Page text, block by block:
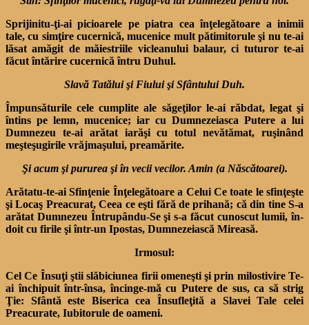
Sprijinitu-ţi-ai picioarele pe piatra cea înţelegătoare a ini­mii
tale, cu simţire cucernică, mucenice mult pătimitorule şi nu te-ai
lăsat amăgit de măiestriile vicleanului balaur, ci tu­turor te-ai
făcut întărire cucer­nică întru Duhul.
Slavă Tatălui şi Fiului şi Sfântului Duh.
Împunsăturile cele cumplite ale săgeţilor le-ai răbdat, legat şi
întins pe lemn, mucenice; iar cu Dumnezeiasca Putere a lui
Dumnezeu te-ai arătat ia­răşi cu totul nevătămat, ruşi­nând
meşteşugirile vrăjmaşu­lui, preamărite.
Şi acum şi pururea şi în vecii vecilor. Amin (a Născătoarei).
Arătatu-te-ai Sfinţenie Înţele­gătoare a Celui Ce toate le sfin­ţeşte
şi Locaş Preacurat, Ceea ce eşti fără de prihană; că din tine S-a
arătat Dumnezeu Întrupându-Se şi s-a făcut cunoscut lumii, în­
doit cu firile şi într-un Ipostas, Dumnezeiască Mireasă.
Irmosul:
Cel Ce Însuţi ştii slăbiciu­nea firii omeneşti şi prin milostivire Te-
ai închipuit într-însa, încinge-mă cu Putere de sus, ca să strig
Ţie: Sfântă este Biserica cea Însufleţită a Slavei Tale celei
Preacurate, Iubitorule de oameni.